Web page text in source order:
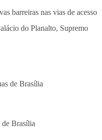
barreiras nas vias de acesso
do Planalto, Supremo
de Brasília